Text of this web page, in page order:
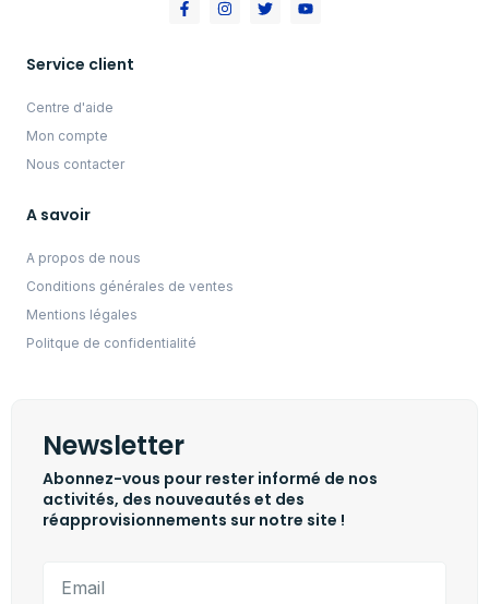
Service client
Centre d'aide
Mon compte
Nous contacter
A savoir
A propos de nous
Conditions générales de ventes
Mentions légales
Politque de confidentialité
Newsletter
Abonnez-vous pour rester informé de nos
activités, des nouveautés et des
réapprovisionnements sur notre site !